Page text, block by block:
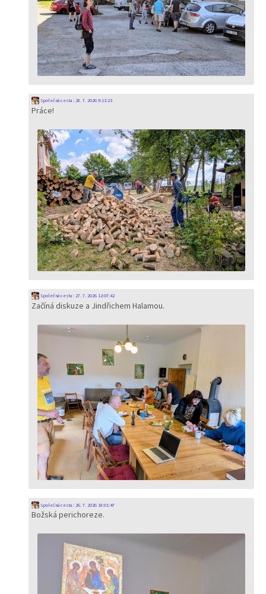
Společná cesta: 28. 7. 2026 9:13:23
Práce!
Společná cesta: 27. 7. 2026 12:07:42
Začíná diskuze a Jindřichem Halamou.
Společná cesta: 26. 7. 2026 18:01:47
Božská perichoreze.